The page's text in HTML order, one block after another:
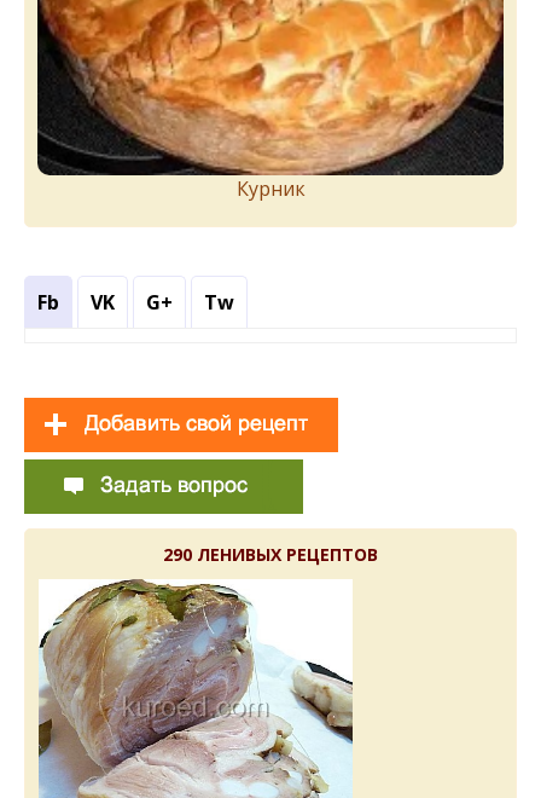
Курник
Fb VK G+ Tw
290 ЛЕНИВЫХ РЕЦЕПТОВ